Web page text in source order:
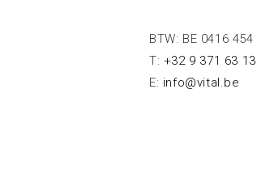
BTW: BE 0416 454
T: +32 9 371 63 13
E: info@vital.be